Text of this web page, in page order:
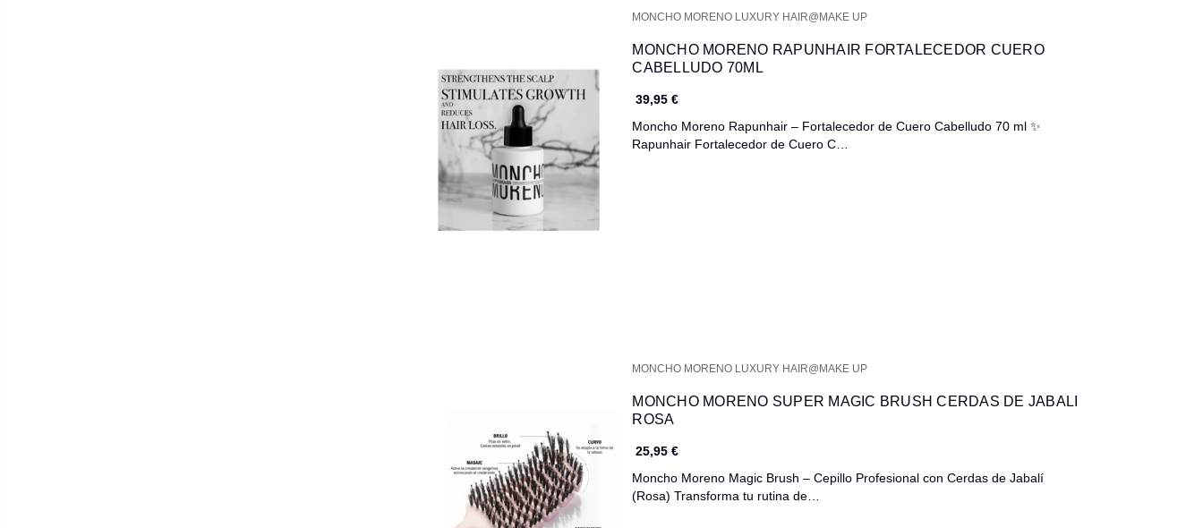
MONCHO MORENO LUXURY HAIR@MAKE UP
MONCHO MORENO RAPUNHAIR FORTALECEDOR CUERO
CABELLUDO 70ML
39,95 €
Moncho Moreno Rapunhair – Fortalecedor de Cuero Cabelludo 70 ml ✨
Rapunhair Fortalecedor de Cuero C…
MONCHO MORENO LUXURY HAIR@MAKE UP
MONCHO MORENO SUPER MAGIC BRUSH CERDAS DE JABALI
ROSA
25,95 €
Moncho Moreno Magic Brush – Cepillo Profesional con Cerdas de Jabalí
(Rosa) Transforma tu rutina de…